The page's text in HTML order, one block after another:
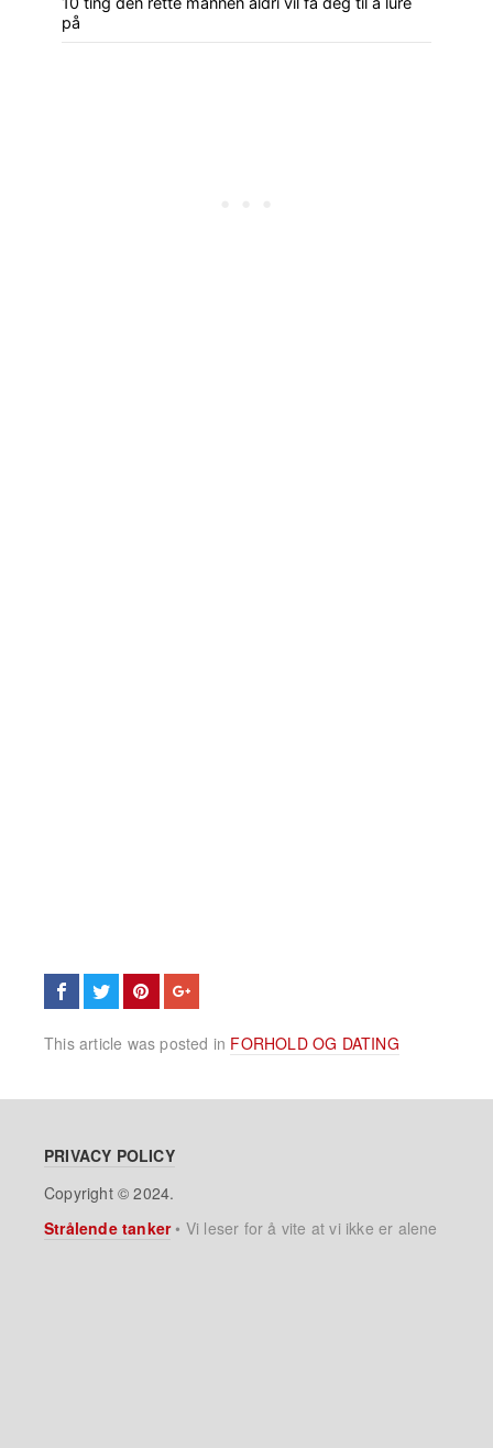
på
This article was posted in FORHOLD OG DATING
PRIVACY POLICY
Copyright © 2024.
Strålende tanker• Vi leser for å vite at vi ikke er alene